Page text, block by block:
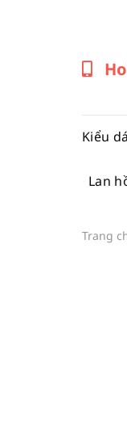
Kiểu
Lan
Trang